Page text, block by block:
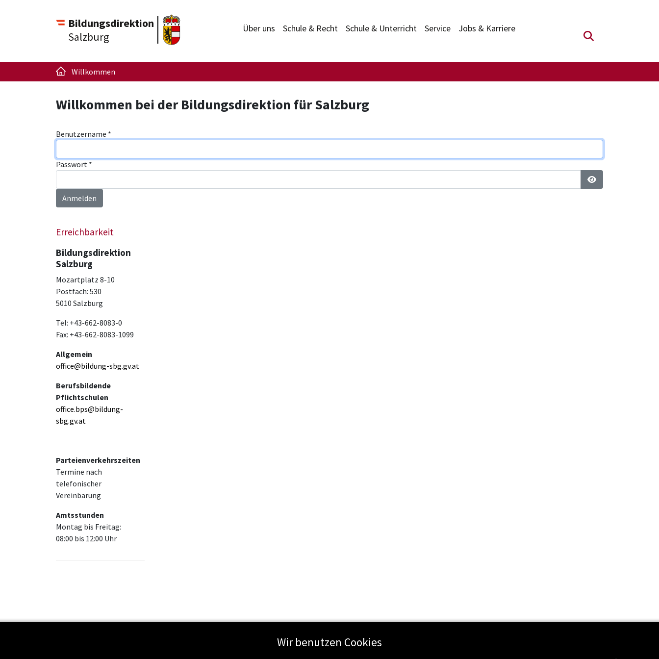
Bildungsdirektion
Salzburg
Über uns Schule & Recht Schule & Unterricht Service Jobs & Karriere
Suchfeld
Willkommen
Willkommen bei der Bildungsdirektion für Salzburg
Benutzername *
Passwort *
Passwort anzeigen
Anmelden
Erreichbarkeit
Bildungsdirektion
Salzburg
Mozartplatz 8-10
Postfach: 530
5010 Salzburg
Tel: +43-662-8083-0
Fax: +43-662-8083-1099
Allgemein
office@bildung-sbg.gv.at
Berufsbildende
Pflichtschulen
office.bps@bildung-
sbg.gv.at
Parteienverkehrszeiten
Termine nach
telefonischer
Vereinbarung
Amtsstunden
Montag bis Freitag:
08:00 bis 12:00 Uhr
Wir benutzen Cookies